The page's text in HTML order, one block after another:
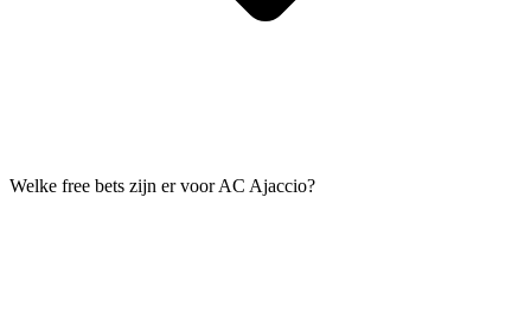
Welke free bets zijn er voor AC Ajaccio?